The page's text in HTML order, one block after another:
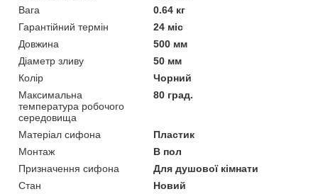
Вага
0.64 кг
Гарантійний термін
24 міс
Довжина
500 мм
Діаметр зливу
50 мм
Колір
Чорний
Максимальна
температура робочого
середовища
80 град.
Матеріал сифона
Пластик
Монтаж
В пол
Призначення сифона
Для душової кімнати
Стан
Новий